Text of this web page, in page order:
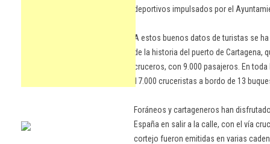
deportivos impulsados por el
A estos buenos datos de turistas se
de la historia del puerto de Cartagena,
cruceros, con 9.000 pasajeros. En
17.000 cruceristas a bordo de 13
Foráneos y cartageneros han
España en salir a la calle, con el vía
cortejo fueron emitidas en varias